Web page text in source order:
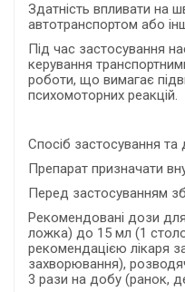
Здатність впливати на
автотранспортом або
Під час застосування
керування
роботи, що вимагає
психомоторних реакцій.
Спосіб застосування та
Препарат призначати
Перед застосуванням
Рекомендовані дози
ложка) до 15 мл (1
рекомендацією лікаря
захворювання),
3 рази на добу (ранок,